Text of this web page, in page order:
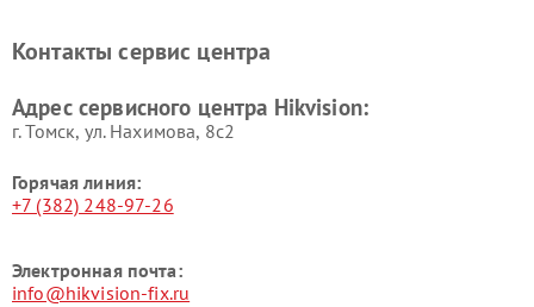
Контакты сервис центра
Адрес сервисного центра Hikvision:
г. Томск, ул. Нахимова, 8с2
Горячая линия:
+7 (382) 248-97-26
Электронная почта:
info@hikvision-fix.ru